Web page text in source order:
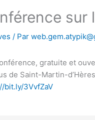
sur
/ Par
gratuite et
de Saint-Martin-
bit.ly/3VvfZaV